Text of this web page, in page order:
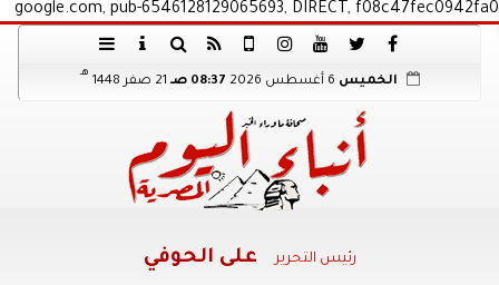
google.com, pub-6546128129065693, DIRECT, f08c47fec0942fa0
الخميس 08:37 صـ 21 صفر 1448
هـ
رئيس التحرير على الحوفي